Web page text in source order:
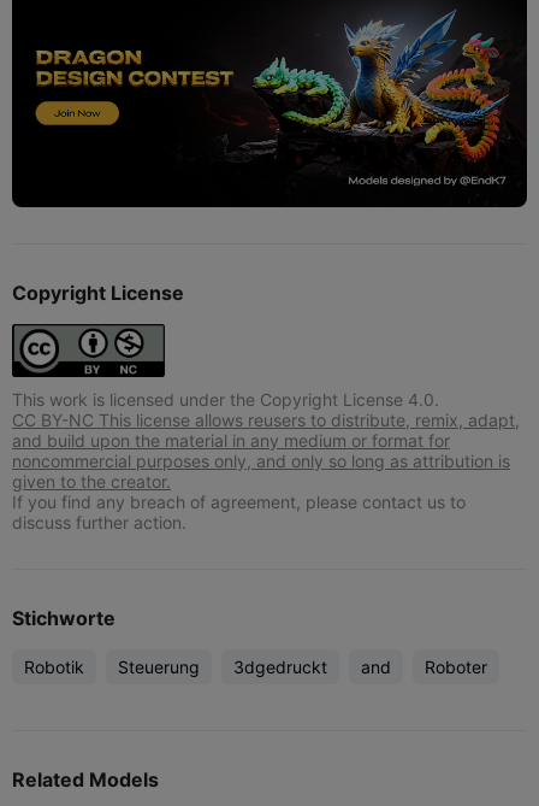
Copyright License
This work is licensed under the Copyright License 4.0.
CC BY-NC This license allows reusers to distribute, remix, adapt,
and build upon the material in any medium or format for
noncommercial purposes only, and only so long as attribution is
given to the creator.
If you find any breach of agreement, please contact us to
discuss further action.
Stichworte
Robotik Steuerung 3dgedruckt and Roboter
Related Models